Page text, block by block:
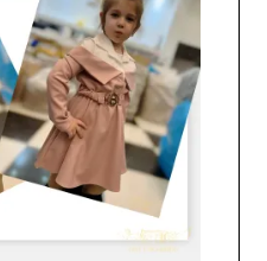
podbiją serca klientów.
sojusznikiem w
prêt-à-porter i
raj dla małych